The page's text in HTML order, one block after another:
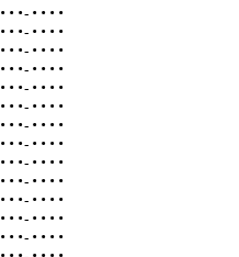
• • •- • • • •
• • •- • • • •
• • •- • • • •
• • •- • • • •
• • •- • • • •
• • •- • • • •
• • •- • • • •
• • •- • • • •
• • •- • • • •
• • •- • • • •
• • •- • • • •
• • •- • • • •
• • •- • • • •